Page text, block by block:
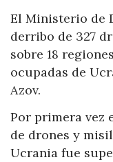
El Ministerio de
derribo de 327
sobre 18
ocupadas de
Azov.
Por primera vez
de drones y
Ucrania fue